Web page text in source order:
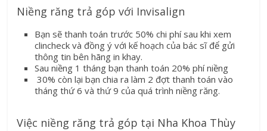
Niềng răng trả góp với Invisalign
Bạn sẽ thanh toán trước 50% chi phí sau khi xem
clincheck và đồng ý với kế hoạch của bác sĩ để gửi
thông tin bên hãng in khay.
Sau niềng 1 tháng bạn thanh toán 20% phí niềng
30% còn lại bạn chia ra làm 2 đợt thanh toán vào
tháng thứ 6 và thứ 9 của quá trình niềng răng.
Việc niềng răng trả góp tại Nha Khoa Thùy